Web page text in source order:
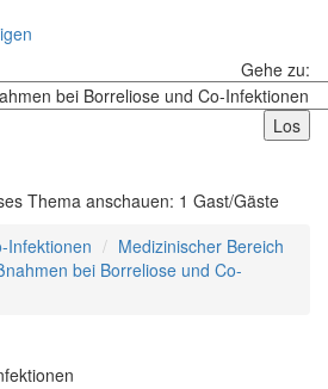
Gehe zu:
Thema anschauen: 1 Gast/Gäste
Infektionen
Medizinischer Bereich
bei Borreliose und Co-